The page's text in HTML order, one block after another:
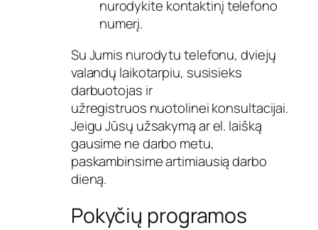
nurodykite kontaktinį telefono
numerį.
Su Jumis nurodytu telefonu, dviejų
valandų laikotarpiu, susisieks
darbuotojas ir
užregistruos nuotolinei konsultacijai.
Jeigu Jūsų užsakymą ar el. laišką
gausime ne darbo metu,
paskambinsime artimiausią darbo
dieną.
Pokyčių programos